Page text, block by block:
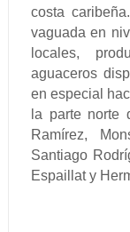
costa
vaguada en
locales,
aguaceros
en especial
la parte norte
Ramírez,
Santiago
Espaillat y